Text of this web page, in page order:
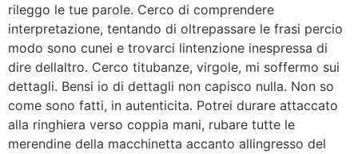
rileggo le tue parole. Cerco di comprendere
interpretazione, tentando di oltrepassare le frasi percio
modo sono cunei e trovarci lintenzione inespressa di
dire dellaltro. Cerco titubanze, virgole, mi soffermo sui
dettagli. Bensi io di dettagli non capisco nulla. Non so
come sono fatti, in autenticita. Potrei durare attaccato
alla ringhiera verso coppia mani, rubare tutte le
merendine della macchinetta accanto allingresso del